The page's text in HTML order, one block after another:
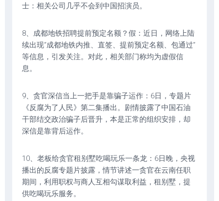
士：相关公司几乎不会到中国招演员。
8、成都地铁招聘提前预定名额？假：近日，网络上陆
续出现“成都地铁内推、直签、提前预定名额、包通过”
等信息，引发关注。对此，相关部门称均为虚假信
息。
9、贪官深信当上一把手是靠骗子运作：6日，专题片
《反腐为了人民》第二集播出。剧情披露了中国石油
干部结交政治骗子后晋升，本是正常的组织安排，却
深信是靠背后运作。
10、老板给贪官租别墅吃喝玩乐一条龙：6日晚，央视
播出的反腐专题片披露，情节讲述一贪官在云南任职
期间，利用职权与商人互相勾谋取利益，租别墅，提
供吃喝玩乐服务。